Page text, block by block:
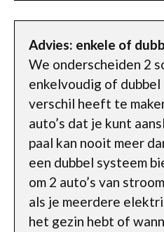
Advies: enkele of
We onderscheiden 2
enkelvoudig of
verschil heeft te
auto’s dat je kunt
paal kan nooit meer
een dubbel systeem
om 2 auto’s van
als je meerdere
het gezin hebt of